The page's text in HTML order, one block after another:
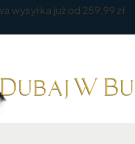
wysyłka już od 259,99 zł